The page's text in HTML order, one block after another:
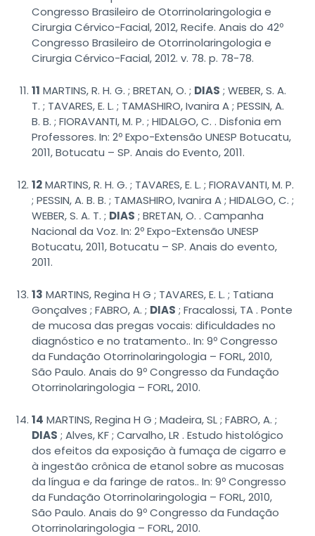
Congresso Brasileiro de Otorrinolaringologia e
Cirurgia Cérvico-Facial, 2012, Recife. Anais do 42º
Congresso Brasileiro de Otorrinolaringologia e
Cirurgia Cérvico-Facial, 2012. v. 78. p. 78-78.
11 MARTINS, R. H. G. ; BRETAN, O. ; DIAS ; WEBER, S. A.
T. ; TAVARES, E. L. ; TAMASHIRO, Ivanira A ; PESSIN, A.
B. B. ; FIORAVANTI, M. P. ; HIDALGO, C. . Disfonia em
Professores. In: 2º Expo-Extensão UNESP Botucatu,
2011, Botucatu – SP. Anais do Evento, 2011.
12MARTINS, R. H. G. ; TAVARES, E. L. ; FIORAVANTI, M. P.
; PESSIN, A. B. B. ; TAMASHIRO, Ivanira A ; HIDALGO, C. ;
WEBER, S. A. T. ; DIAS ; BRETAN, O. . Campanha
Nacional da Voz. In: 2º Expo-Extensão UNESP
Botucatu, 2011, Botucatu – SP. Anais do evento,
2011.
13 MARTINS, Regina H G ; TAVARES, E. L. ; Tatiana
Gonçalves ; FABRO, A. ; DIAS ; Fracalossi, TA . Ponte
de mucosa das pregas vocais: dificuldades no
diagnóstico e no tratamento.. In: 9º Congresso
da Fundação Otorrinolaringologia – FORL, 2010,
São Paulo. Anais do 9º Congresso da Fundação
Otorrinolaringologia – FORL, 2010.
14 MARTINS, Regina H G ; Madeira, SL ; FABRO, A. ;
DIAS ; Alves, KF ; Carvalho, LR . Estudo histológico
dos efeitos da exposição à fumaça de cigarro e
à ingestão crônica de etanol sobre as mucosas
da língua e da faringe de ratos.. In: 9º Congresso
da Fundação Otorrinolaringologia – FORL, 2010,
São Paulo. Anais do 9º Congresso da Fundação
Otorrinolaringologia – FORL, 2010.